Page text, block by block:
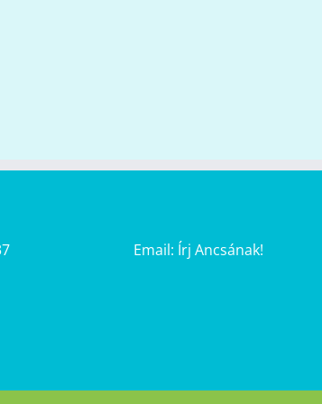
Email: Írj Ancsának!